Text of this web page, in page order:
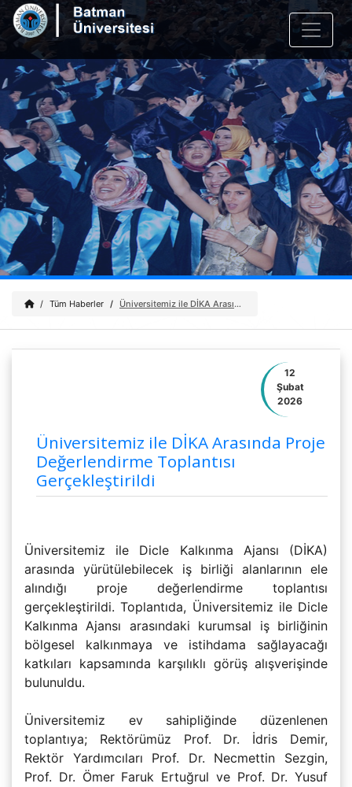
Tüm Haberler Üniversitemiz ile DİKA Arasında Proje Değerlendirme Toplantısı Gerçekleştirildi
12
Şubat
2026
Üniversitemiz ile DİKA Arasında Proje
Değerlendirme Toplantısı
Gerçekleştirildi
Üniversitemiz ile Dicle Kalkınma Ajansı (DİKA)
arasında yürütülebilecek iş birliği alanlarının ele
alındığı proje değerlendirme toplantısı
gerçekleştirildi. Toplantıda, Üniversitemiz ile Dicle
Kalkınma Ajansı arasındaki kurumsal iş birliğinin
bölgesel kalkınmaya ve istihdama sağlayacağı
katkıları kapsamında karşılıklı görüş alışverişinde
bulunuldu.
Üniversitemiz ev sahipliğinde düzenlenen
toplantıya; Rektörümüz Prof. Dr. İdris Demir,
Rektör Yardımcıları Prof. Dr. Necmettin Sezgin,
Prof. Dr. Ömer Faruk Ertuğrul ve Prof. Dr. Yusuf